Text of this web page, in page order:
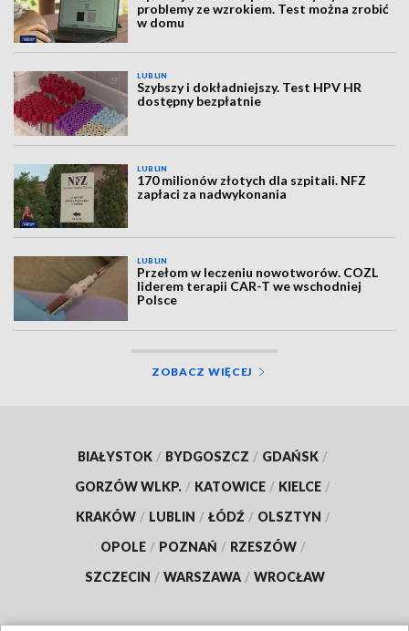
problemy ze wzrokiem. Test można zrobić
w domu
LUBLIN
Szybszy i dokładniejszy. Test HPV HR
dostępny bezpłatnie
LUBLIN
170 milionów złotych dla szpitali. NFZ
zapłaci za nadwykonania
LUBLIN
Przełom w leczeniu nowotworów. COZL
liderem terapii CAR-T we wschodniej
Polsce
ZOBACZ WIĘCEJ
BIAŁYSTOK / BYDGOSZCZ / GDAŃSK /
GORZÓW WLKP. / KATOWICE / KIELCE /
KRAKÓW / LUBLIN / ŁÓDŹ / OLSZTYN /
OPOLE / POZNAŃ / RZESZÓW /
SZCZECIN / WARSZAWA / WROCŁAW